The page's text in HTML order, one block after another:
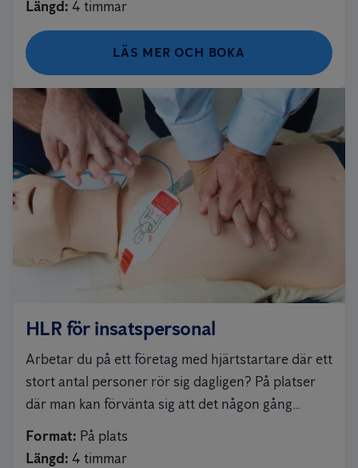
Längd: 4 timmar
LÄS MER OCH BOKA
HLR för insatspersonal
Arbetar du på ett företag med hjärtstartare där ett
stort antal personer rör sig dagligen? På platser
där man kan förvänta sig att det någon gång
kommer ske ett hjärtstopp är det viktigt att man är
extra väl förberedd.
Format: På plats
Längd: 4 timmar